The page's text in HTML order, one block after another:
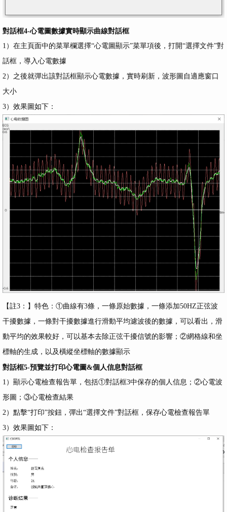
對話框4-心電圖數據實時顯示曲線對話框
1）在主頁面中的菜單欄選擇“心電圖顯示”菜單項後，打開“選擇文件”對
話框，導入心電數據
2）之後就彈出該對話框顯示心電數據，實時刷新，波形圖自適應窗口
大小
3）效果圖如下：
【註3：】特色：①曲線有3條，一條原始數據，一條添加50HZ正弦波
干擾數據，一條對干擾數據進行滑動平均濾波後的數據，可以看出，滑
動平均的效果較好，可以基本去除正弦干擾信號的影響；②網格線和坐
標軸的生成，以及橫縱坐標軸的數據顯示
對話框5-預覽並打印心電圖&個人信息對話框
1）顯示心電檢查報告單，包括①對話框3中保存的個人信息；②心電波
形圖；③心電檢查結果
2）點擊“打印”按鈕，彈出“選擇文件”對話框，保存心電檢查報告單
3）效果圖如下：